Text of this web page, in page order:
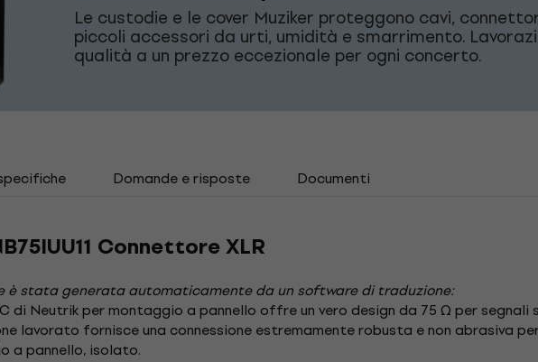
Le custodie e le cover Muziker proteggono cavi,
piccoli accessori da urti, umidità e smarrimento.
qualità a un prezzo eccezionale per ogni concerto.
Domande e risposte Documenti
Connettore XLR
è stata generata automaticamente da un software di traduzione:
di Neutrik per montaggio a pannello offre un vero design da 75 Ω per
lavorato fornisce una connessione estremamente robusta e non abrasiva
a pannello, isolato.